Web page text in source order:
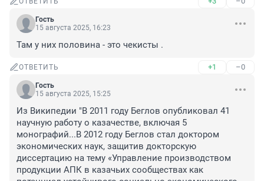
Гость
15 августа 2025, 16:23
Там у них половина - это чекисты .
ОТВЕТИТЬ +1 –0
Гость
15 августа 2025, 15:25
Из Википедии "В 2011 году Беглов опубликовал 41
научную работу о казачестве, включая 5
монографий...В 2012 году Беглов стал доктором
экономических наук, защитив докторскую
диссертацию на тему «Управление производством
продукции АПК в казачьих сообществах как